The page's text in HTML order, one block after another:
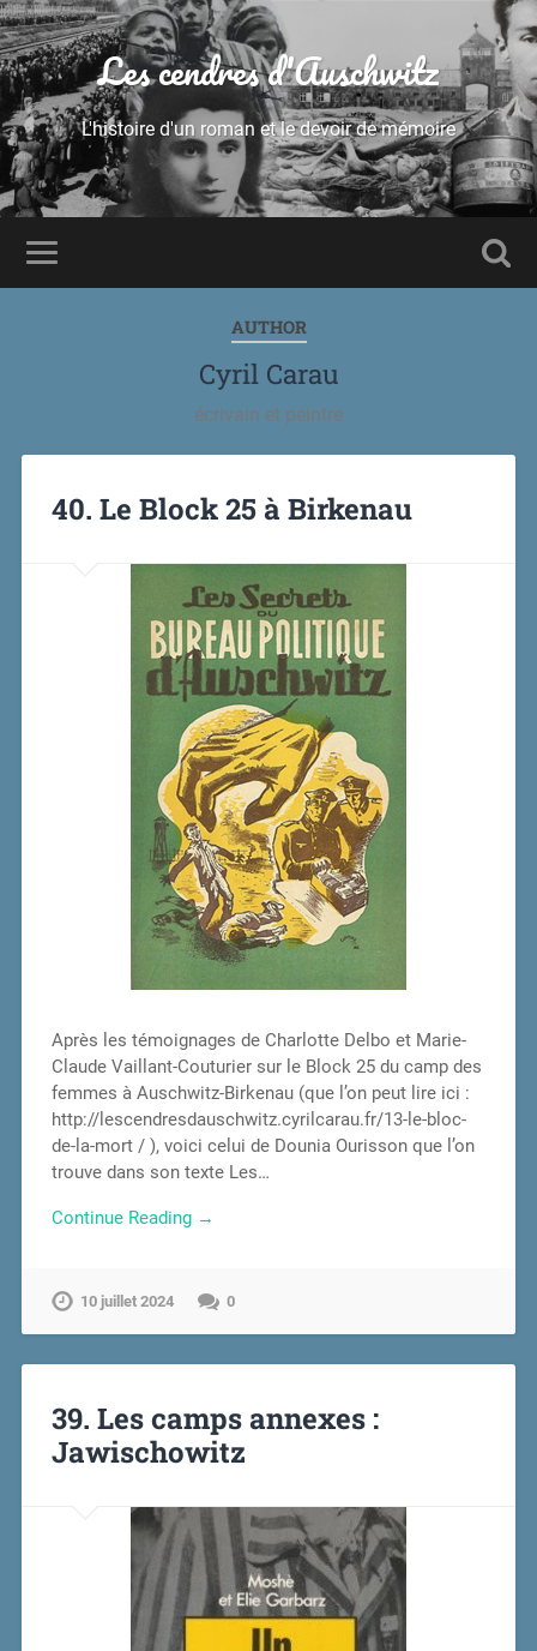
Les cendres d'Auschwitz
L'histoire d'un roman et le devoir de mémoire
AUTHOR
Cyril Carau
écrivain et peintre
40. Le Block 25 à Birkenau
Après les témoignages de Charlotte Delbo et Marie-
Claude Vaillant-Couturier sur le Block 25 du camp des
femmes à Auschwitz-Birkenau (que l’on peut lire ici :
http://lescendresdauschwitz.cyrilcarau.fr/13-le-bloc-
de-la-mort / ), voici celui de Dounia Ourisson que l’on
trouve dans son texte Les…
Continue Reading →
10 juillet 2024 0
39. Les camps annexes :
Jawischowitz